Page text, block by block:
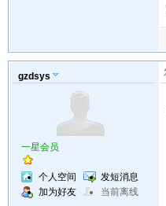
gzdsys
一星会员
个人空间
发短消息
加为好友
当前离线